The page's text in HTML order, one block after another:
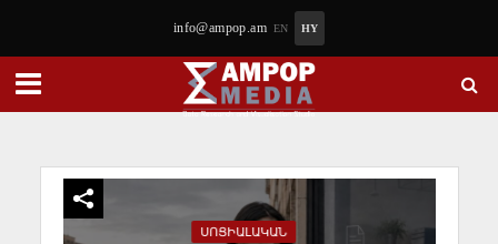
info@ampop.am EN HY
ՍՈՑԻԱԼԱԿԱՆ